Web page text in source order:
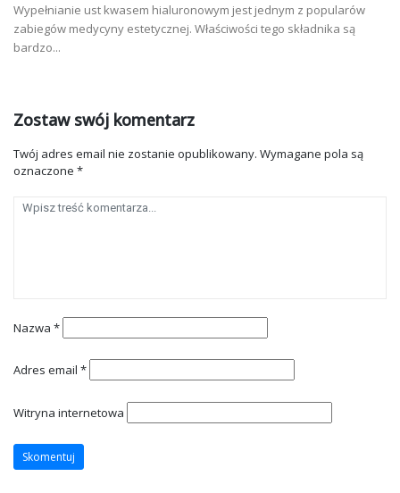
Wypełnianie ust kwasem hialuronowym jest jednym z popularów
zabiegów medycyny estetycznej. Właściwości tego składnika są
bardzo...
Zostaw swój komentarz
Twój adres email nie zostanie opublikowany. Wymagane pola są
oznaczone *
Nazwa *
Adres email *
Witryna internetowa